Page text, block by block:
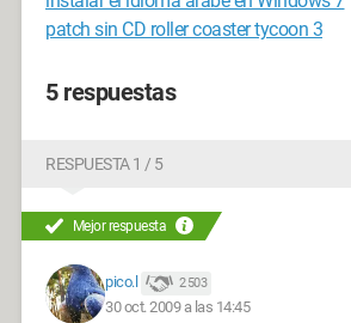
patch sin CD roller coaster tycoon 3
5 respuestas
RESPUESTA 1 / 5
Mejor respuesta
pico.l 2 503
30 oct. 2009 a las 14:45